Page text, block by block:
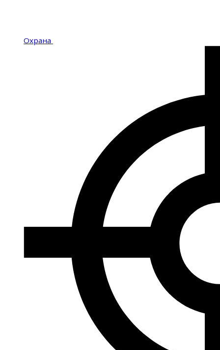
Охрана